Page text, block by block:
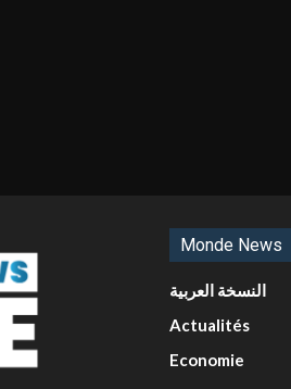
Monde News
النسخة العربية
Actualités
Economie